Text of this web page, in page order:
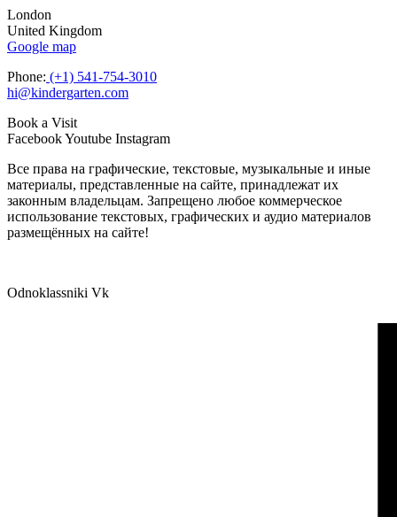
London
United Kingdom
Google map
Phone: (+1) 541-754-3010
hi@kindergarten.com
Book a Visit
FacebookYoutube Instagram
Все права на графические, текстовые, музыкальные и иные
материалы, представленные на сайте, принадлежат их
законным владельцам. Запрещено любое коммерческое
использование текстовых, графических и аудио материалов
размещённых на сайте!
Odnoklassniki Vk